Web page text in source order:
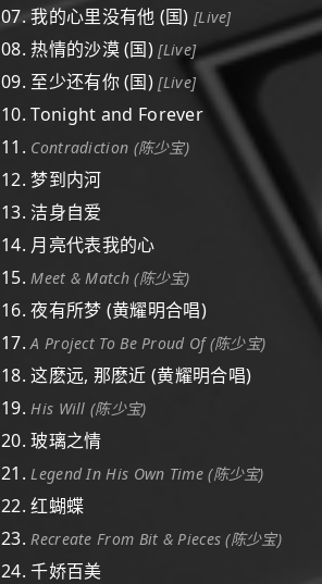
07. 我的心里没有他 (国) [Live]
08. 热情的沙漠 (国)[Live]
09. 至少还有你 (国)[Live]
10. Tonight and Forever
11. Contradiction (陈少宝)
12. 梦到内河
13. 洁身自爱
14. 月亮代表我的心
15.Meet & Match (陈少宝)
16. 夜有所梦 (黄耀明合唱)
17.A Project To Be Proud Of (陈少宝)
18. 这麽远, 那麽近 (黄耀明合唱)
19.His Will (陈少宝)
20. 玻璃之情
21.Legend In His Own Time (陈少宝)
22. 红蝴蝶
23.Recreate From Bit & Pieces (陈少宝)
24. 千娇百美